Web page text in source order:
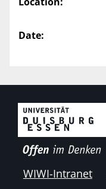
Date:
WIWI-Intranet